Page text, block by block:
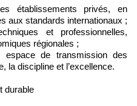
établissements privés, en
aux standards internationaux ;
et professionnelles,
régionales ;
espace de transmission des
la discipline et l’excellence.
durable